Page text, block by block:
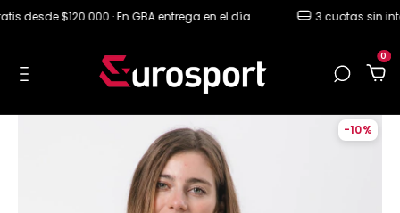
$120.000 · En GBA entrega en el día 3 cuotas sin
0
-10%